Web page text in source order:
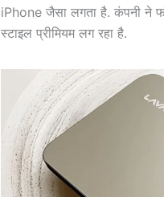
iPhone जैसा लगता है. कंपनी ने
स्टाइल प्रीमियम लग रहा है.